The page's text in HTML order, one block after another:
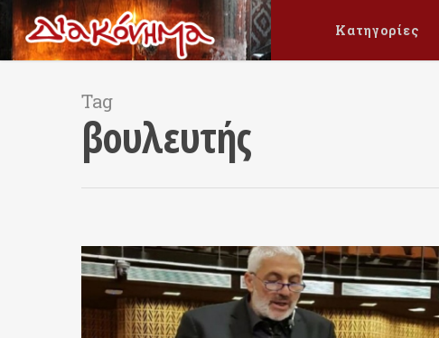
Κατηγορίες
Tag
βουλευτής